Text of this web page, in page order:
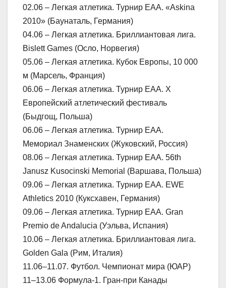
02.06 – Легкая атлетика. Турнир ЕАА. «Askina
2010» (Баунаталь, Германия)
04.06 – Легкая атлетика. Бриллиантовая лига.
Bislett Games (Осло, Норвегия)
05.06 – Легкая атлетика. Кубок Европы, 10 000
м (Марсель, Франция)
06.06 – Легкая атлетика. Турнир ЕАА. Х
Европейский атлетический фестиваль
(Быдгощ, Польша)
06.06 – Легкая атлетика. Турнир ЕАА.
Мемориал Знаменских (Жуковский, Россия)
08.06 – Легкая атлетика. Турнир ЕАА. 56th
Janusz Kusocinski Memorial (Варшава, Польша)
09.06 – Легкая атлетика. Турнир ЕАА. EWE
Athletics 2010 (Куксхавен, Германия)
09.06 – Легкая атлетика. Турнир ЕАА. Gran
Premio de Andalucia (Уэльва, Испания)
10.06 – Легкая атлетика. Бриллиантовая лига.
Golden Gala (Рим, Италия)
11.06–11.07. Футбол. Чемпионат мира (ЮАР)
11–13.06 Формула-1. Гран-при Канады